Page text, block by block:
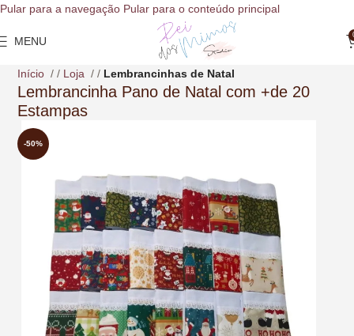
conteúdo
Pular para a navegação Pular para o conteúdo principal
MENU
Início / Loja / Lembrancinhas de Natal
Lembrancinha Pano de Natal com +de 20
Estampas
-50%